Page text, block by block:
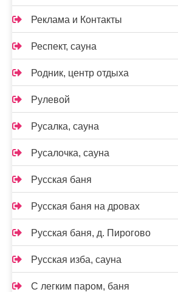
Реклама и Контакты
Респект, сауна
Родник, центр отдыха
Рулевой
Русалка, сауна
Русалочка, сауна
Русская баня
Русская баня на дровах
Русская баня, д. Пирогово
Русская изба, сауна
С легким паром, баня